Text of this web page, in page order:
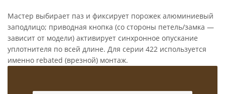
Мастер выбирает паз и фиксирует порожек алюминиевый
заподлицо; приводная кнопка (со стороны петель/замка —
зависит от модели) активирует синхронное опускание
уплотнителя по всей длине. Для серии 422 используется
именно rebated (врезной) монтаж.